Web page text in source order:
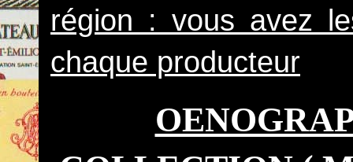
région : vous avez
chaque producteur